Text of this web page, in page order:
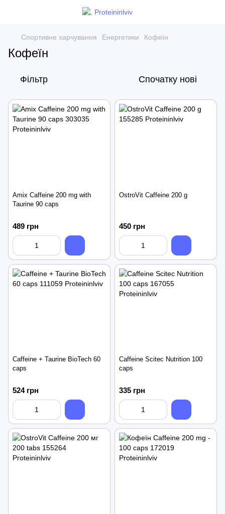
Спортивне харчування Енергетики Кофеїн
Кофеїн
Фільтр Спочатку нові
Amix Caffeine 200 mg with
Taurine 90 caps
489 грн
OstroVit Caffeine 200 g
450 грн
Caffeine + Taurine BioTech 60
caps
524 грн
Caffeine Scitec Nutrition 100
caps
335 грн